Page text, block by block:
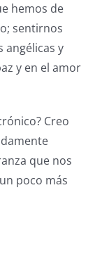
hemos de
sentirnos
angélicas y
y en el amor
Creo
que nos
poco más